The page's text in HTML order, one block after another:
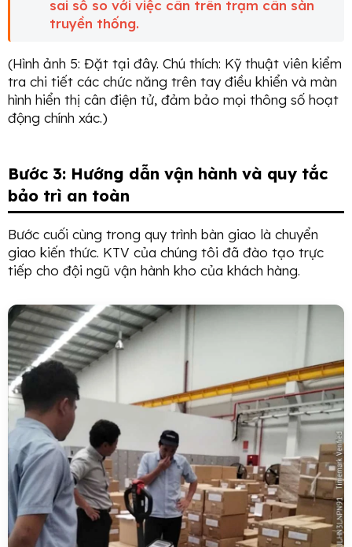
sai số so với việc cân trên trạm cân sàn
truyền thống.
(Hình ảnh 5: Đặt tại đây. Chú thích: Kỹ thuật viên kiểm
tra chi tiết các chức năng trên tay điều khiển và màn
hình hiển thị cân điện tử, đảm bảo mọi thông số hoạt
động chính xác.)
Bước 3: Hướng dẫn vận hành và quy tắc
bảo trì an toàn
Bước cuối cùng trong quy trình bàn giao là chuyển
giao kiến thức. KTV của chúng tôi đã đào tạo trực
tiếp cho đội ngũ vận hành kho của khách hàng.